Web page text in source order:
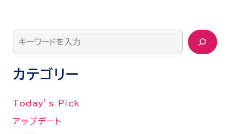
カテゴリー
Today’s Pick
アップデート